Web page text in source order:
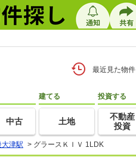
最近見た物件
中古
建てる
土地
投資する
不動産
投資
大津駅 > グラースＫＩＶ 1LDK